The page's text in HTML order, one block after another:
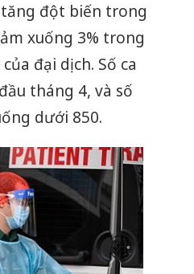
đột biến trong
xuống 3% trong
đại dịch. Số ca
tháng 4, và số
dưới 850.